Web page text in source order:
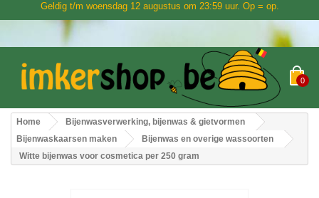
Geldig t/m woensdag 12 augustus om 23:59 uur. Op = op.
0
Home
Bijenwasverwerking, bijenwas & gietvormen
Bijenwaskaarsen maken
Bijenwas en overige wassoorten
Witte bijenwas voor cosmetica per 250 gram